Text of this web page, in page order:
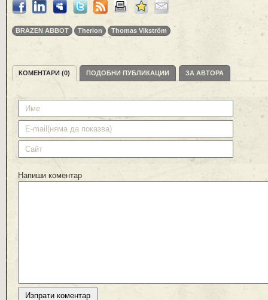
BRAZEN ABBOT Therion Thomas Vikström
КОМЕНТАРИ (0) ПОДОБНИ ПУБЛИКАЦИИ ЗА АВТОРА
Напиши коментар